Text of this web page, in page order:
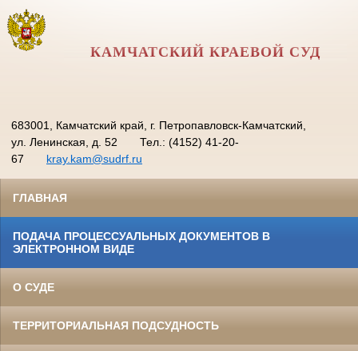
КАМЧАТСКИЙ КРАЕВОЙ СУД
683001, Камчатский край, г. Петропавловск-Камчатский,
ул. Ленинская, д. 52
Тел.: (4152) 41-20-
67
kray.kam@sudrf.ru
ГЛАВНАЯ
ПОДАЧА ПРОЦЕССУАЛЬНЫХ ДОКУМЕНТОВ В
ЭЛЕКТРОННОМ ВИДЕ
О СУДЕ
ТЕРРИТОРИАЛЬНАЯ ПОДСУДНОСТЬ